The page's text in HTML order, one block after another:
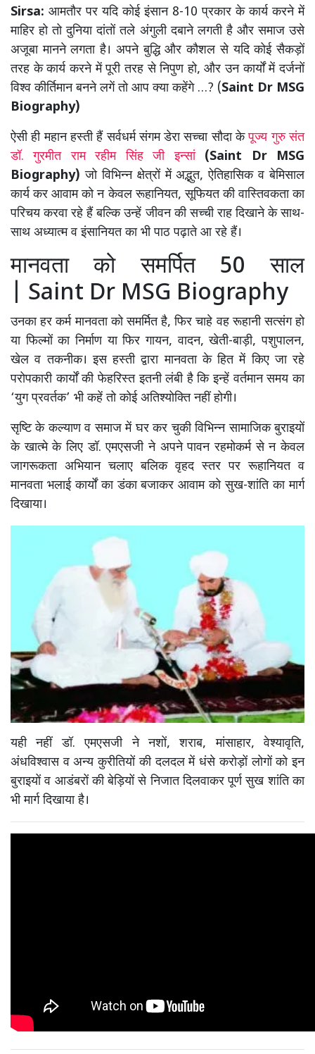
Sirsa: आमतौर पर यदि कोई इंसान 8-10 प्रकार के कार्य करने में
माहिर हो तो दुनिया दांतों तले अंगुली दबाने लगती है और समाज उसे
अजूबा मानने लगता है। अपने बुद्धि और कौशल से यदि कोई सैकड़ों
तरह के कार्य करने में पूरी तरह से निपुण हो, और उन कार्यों में दर्जनों
विश्व कीर्तिमान बनने लगें तो आप क्या कहेंगे …? (Saint Dr MSG
Biography)
ऐसी ही महान हस्ती हैं सर्वधर्म संगम डेरा सच्चा सौदा केपूज्य गुरु संत
डॉ. गुरमीत राम रहीम सिंह जी इन्सां
(Saint Dr MSG
Biography) जो विभिन्न क्षेत्रों में अद्भुत, ऐतिहासिक व बेमिसाल
कार्य कर आवाम को न केवल रूहानियत, सूफियत की वास्तिवकता का
परिचय करवा रहे हैं बल्कि उन्हें जीवन की सच्ची राह दिखाने के साथ-
साथ अध्यात्म व इंसानियत का भी पाठ पढ़ाते आ रहे हैं।
मानवता को समर्पित 50 साल
| Saint Dr MSG Biography
उनका हर कर्म मानवता को समर्मित है, फिर चाहे वह रूहानी सत्संग हो
या फिल्मों का निर्माण या फिर गायन, वादन, खेती-बाड़ी, पशुपालन,
खेल व तकनीक। इस हस्ती द्वारा मानवता के हित में किए जा रहे
परोपकारी कार्यों की फेहरिस्त इतनी लंबी है कि इन्हें वर्तमान समय का
‘युग प्रवर्तक’ भी कहें तो कोई अतिश्योक्ति नहीं होगी।
सृष्टि के कल्याण व समाज में घर कर चुकी विभिन्न सामाजिक बुराइयों
के खात्मे के लिए डॉ. एमएसजी ने अपने पावन रहमोकर्म से न केवल
जागरूकता अभियान चलाए बलिक वृहद स्तर पर रूहानियत व
मानवता भलाई कार्यों का डंका बजाकर आवाम को सुख-शांति का मार्ग
दिखाया।
यही नहीं डॉ. एमएसजी ने नशों, शराब, मांसाहार, वेश्यावृति,
अंधविश्वास व अन्य कुरीतियों की दलदल में धंसे करोड़ों लोगों को इन
बुराइयों व आडंबरों की बेड़ियों से निजात दिलवाकर पूर्ण सुख शांति का
भी मार्ग दिखाया है।